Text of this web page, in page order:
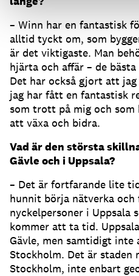
– Winn har en fantastisk
alltid tyckt om, som
är det viktigaste. Man
hjärta och affär – de
Det har också gjort att
jag har fått en fantastisk
som trott på mig och
att växa och bidra.
Vad är den största
Gävle och i Uppsala?
– Det är fortfarande lite
hunnit börja nätverka och
nyckelpersoner i Uppsala
kommer att ta tid.
Gävle, men samtidigt inte
Stockholm. Det är staden
Stockholm, inte enbart